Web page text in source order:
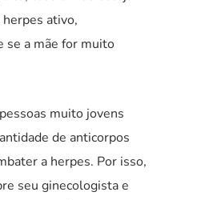
ativo,
se a mãe for muito
muito jovens
de anticorpos
a herpes. Por isso,
seu ginecologista e